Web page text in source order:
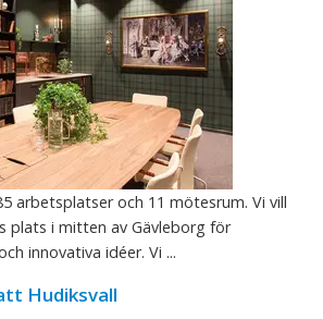
arbetsplatser och 11 mötesrum. Vi vill
plats i mitten av Gävleborg för
innovativa idéer. Vi ...
Hudiksvall